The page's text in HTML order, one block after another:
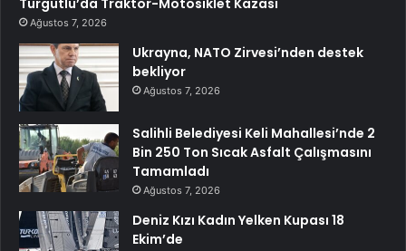
Turgutlu’da Traktör-Motosiklet Kazası
Ağustos 7, 2026
Ukrayna, NATO Zirvesi’nden destek
bekliyor
Ağustos 7, 2026
Salihli Belediyesi Keli Mahallesi’nde 2
Bin 250 Ton Sıcak Asfalt Çalışmasını
Tamamladı
Ağustos 7, 2026
Deniz Kızı Kadın Yelken Kupası 18
Ekim’de